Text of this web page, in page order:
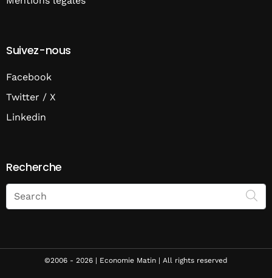
Suivez-nous
Facebook
Twitter / X
Linkedin
Recherche
Search
on
Economie
©2006 - 2026 | Economie Matin | All rights reserved